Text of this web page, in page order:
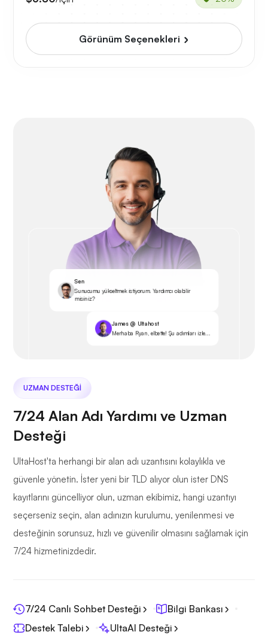
Görünüm Seçenekleri
Sen
Sunucumu yükseltmek istiyorum. Yardımcı olabilir
misiniz?
James @ Ultahost
Merhaba Ryan, elbette! Şu adımları izle...
UZMAN DESTEĞI
7/24 Alan Adı Yardımı ve Uzman
Desteği
UltaHost'ta herhangi bir alan adı uzantısını kolaylıkla ve
güvenle yönetin. İster yeni bir TLD alıyor olun ister DNS
kayıtlarını güncelliyor olun, uzman ekibimiz, hangi uzantıyı
seçerseniz seçin, alan adınızın kurulumu, yenilenmesi ve
desteğinin sorunsuz, hızlı ve güvenilir olmasını sağlamak için
7/24 hizmetinizdedir.
7/24 Canlı Sohbet Desteği
Bilgi Bankası
Destek Talebi
UltaAI Desteği